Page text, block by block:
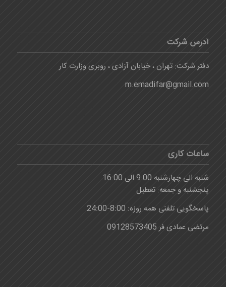
آدرس شرکت
دفتر شرکت: تهران ، خیابان آزادی ، روبری وزارت کار
m.emadifar@gmail.com
ساعات کاری
شنبه الی چهارشنبه 9:00 الی 16:00
پنجشنبه و جمعه: تعطیل
پاسخگویی تلفنی همه روزه: 8:00-24:00
مرتضی عمادی فر 09128573405